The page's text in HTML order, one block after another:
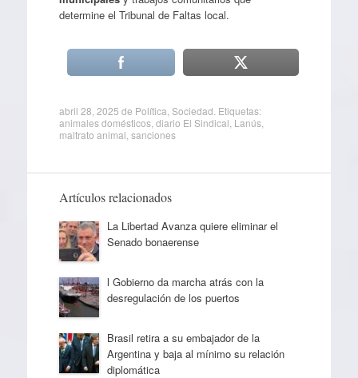
determine el Tribunal de Faltas local.
abril 28, 2025 de Política Sociedad . Etiquetas:
animales domésticos, diario El Sindical Lanús,
maltrato animal sanciones
Artículos relacionados
La Libertad Avanza quiere eliminar el
Senado bonaerense
l Gobierno da marcha atrás con la
desregulación de los puertos
Brasil retira a su embajador de la
Argentina y baja al mínimo su relación
diplomática